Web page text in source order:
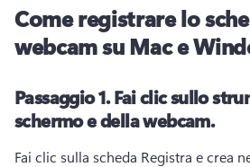
Come registrare lo
webcam su Mac e
Passaggio 1.Fai clic sullo
schermo e della webcam.
Fai clic sulla scheda Registra e crea